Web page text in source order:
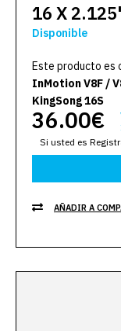
16 X
Disponible
Este producto es
InMotion V8F /
KingSong 16S
36.00€
Si usted es
AÑADIR A